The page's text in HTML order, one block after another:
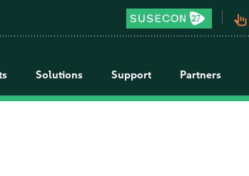
pan_tool_alt
Solutions Support Partners